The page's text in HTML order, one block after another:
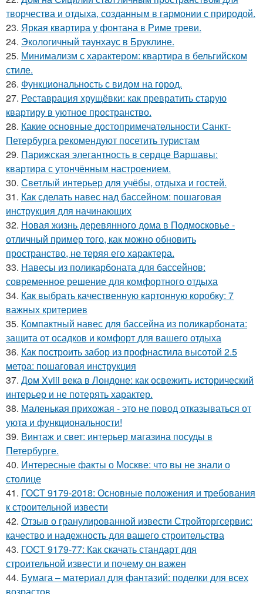
творчества и отдыха, созданным в гармонии с природой.
23. Яркая квартира у фонтана в Риме треви.
24. Экологичный таунхаус в Бруклине.
25. Минимализм с характером: квартира в бельгийском
стиле.
26. Функциональность с видом на город.
27. Реставрация хрущёвки: как превратить старую
квартиру в уютное пространство.
28. Какие основные достопримечательности Санкт-
Петербурга рекомендуют посетить туристам
29. Парижская элегантность в сердце Варшавы:
квартира с утончённым настроением.
30. Светлый интерьер для учёбы, отдыха и гостей.
31. Как сделать навес над бассейном: пошаговая
инструкция для начинающих
32. Новая жизнь деревянного дома в Подмосковье -
отличный пример того, как можно обновить
пространство, не теряя его характера.
33. Навесы из поликарбоната для бассейнов:
современное решение для комфортного отдыха
34. Как выбрать качественную картонную коробку: 7
важных критериев
35. Компактный навес для бассейна из поликарбоната:
защита от осадков и комфорт для вашего отдыха
36. Как построить забор из профнастила высотой 2.5
метра: пошаговая инструкция
37. Дом Xviii века в Лондоне: как освежить исторический
интерьер и не потерять характер.
38. Маленькая прихожая - это не повод отказываться от
уюта и функциональности!
39. Винтаж и свет: интерьер магазина посуды в
Петербурге.
40. Интересные факты о Москве: что вы не знали о
столице
41. ГОСТ 9179-2018: Основные положения и требования
к строительной извести
42. Отзыв о гранулированной извести Стройторгсервис:
качество и надежность для вашего строительства
43. ГОСТ 9179-77: Как скачать стандарт для
строительной извести и почему он важен
44. Бумага – материал для фантазий: поделки для всех
возрастов